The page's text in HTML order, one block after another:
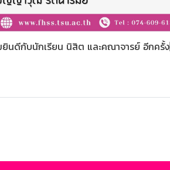
ยินดีกับนักเรียน นิสิต และคณาจารย์ อีกครั้ง